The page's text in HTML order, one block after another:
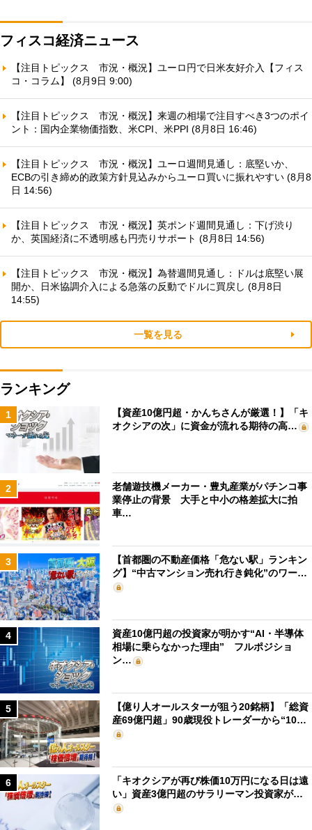
フィスコ経済ニュース
【注目トピックス 市況・概況】ユーロ円で日米友好介入【フィス
コ・コラム】 (8月9日 9:00)
【注目トピックス 市況・概況】来週の相場で注目すべき3つのポイ
ント：国内企業物価指数、米CPI、米PPI (8月8日 16:46)
【注目トピックス 市況・概況】ユーロ週間見通し：底堅いか、
ECBの引き締め的政策方針見込みからユーロ買いに振れやすい (8月8
日 14:56)
【注目トピックス 市況・概況】英ポンド週間見通し：下げ渋り
か、英国経済に不透明感も円売りサポート (8月8日 14:56)
【注目トピックス 市況・概況】為替週間見通し：ドルは底堅い展
開か、日米協調介入による急落の反動でドルに買戻し (8月8日
14:55)
一覧を見る
ランキング
1
【資産10億円超・かんちさんが厳選！】「キ
オクシアの次」に資金が流れる期待の高…
2
老舗遊技機メーカー・豊丸産業がパチンコ事
業停止の背景 大手と中小の格差拡大に拍
車…
3
【首都圏の不動産価格「危ない駅」ランキン
グ】“中古マンション売れ行き鈍化”のワー…
4
資産10億円超の投資家が明かす“AI・半導体
相場に乗らなかった理由” フルポジショ
ン…
5
【億り人オールスターが狙う20銘柄】「総資
産69億円超」90歳現役トレーダーから“10…
6
「キオクシアが再び株価10万円になる日は遠
い」資産3億円超のサラリーマン投資家が…